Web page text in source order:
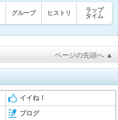
グループ ヒストリ
ラップ
タイム
ページの先頭へ ▲
イイね！
ブログ